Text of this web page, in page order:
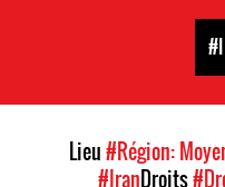
Lieu#Région:
#IranDroits